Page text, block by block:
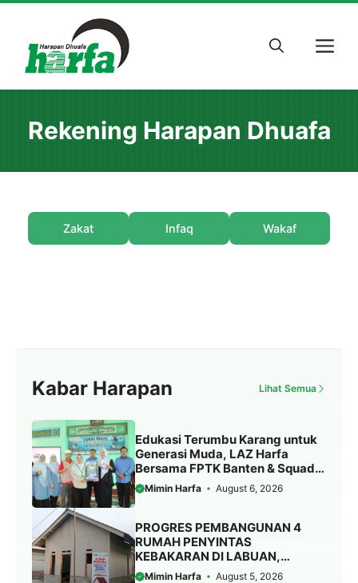
content
Rekening Harapan Dhuafa
Zakat Infaq Wakaf
Kabar Harapan Lihat Semua
Edukasi Terumbu Karang untuk
Generasi Muda, LAZ Harfa
Bersama FPTK Banten & Squad
Pulau Merak Besar Gelar Coral
Reef Goes to School di SMPN 6
Kota Cilegon
Mimin Harfa August 6, 2026
PROGRES PEMBANGUNAN 4
RUMAH PENYINTAS
KEBAKARAN DI LABUAN,
PANDEGLANG
Mimin Harfa August 5, 2026